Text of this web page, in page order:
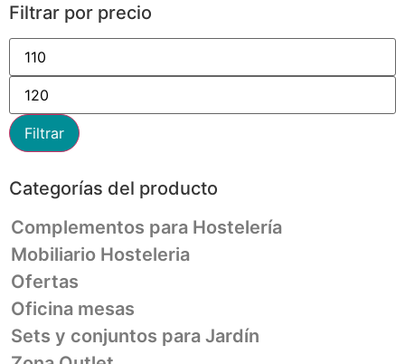
Filtrar por precio
Filtrar
Categorías del producto
Complementos para Hostelería
Mobiliario Hosteleria
Ofertas
Oficina mesas
Sets y conjuntos para Jardín